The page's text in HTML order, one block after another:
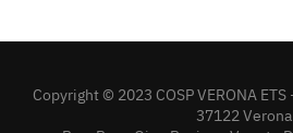
Copyright © 2023 COSP VERONA
37122 Verona